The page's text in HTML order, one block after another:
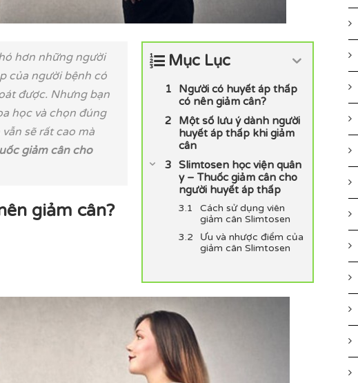
Mục Lục
Người có huyết áp thấp
có nên giảm cân?
Một số lưu ý dành người
huyết áp thấp khi giảm
cân
Slimtosen học viện quân
y – Thuốc giảm cân cho
người huyết áp thấp
Cách sử dụng viên
giảm cân Slimtosen
Ưu và nhược điểm của
giảm cân Slimtosen
hơn những người
của người bệnh có
được. Nhưng bạn
học và chọn đúng
sẽ rất cao mà
giảm cân cho
giảm cân?